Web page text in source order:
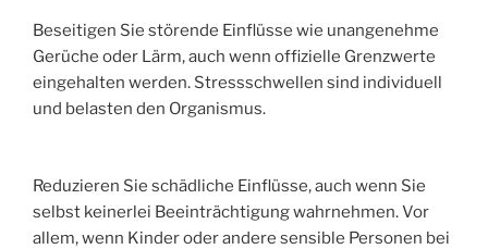
Beseitigen Sie störende Einflüsse wie unangenehme
Gerüche oder Lärm, auch wenn offizielle Grenzwerte
eingehalten werden. Stressschwellen sind individuell
und belasten den Organismus.
Reduzieren Sie schädliche Einflüsse, auch wenn Sie
selbst keinerlei Beeinträchtigung wahrnehmen. Vor
allem, wenn Kinder oder andere sensible Personen bei